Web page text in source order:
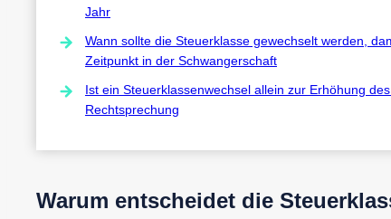
Jahr
Wann sollte die Steuerklasse gewechselt werden,
Zeitpunkt in der Schwangerschaft
Ist ein Steuerklassenwechsel allein zur Erhöhung
Rechtsprechung
Warum entscheidet die